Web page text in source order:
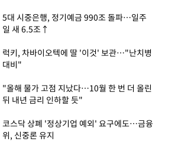
5대 시중은행, 정기예금 990조 돌파…일주
일 새 6.5조↑
럭키, 차바이오텍에 딸 '이것' 보관…"난치병
대비"
"올해 물가 고점 지났다…10월 한 번 더 올린
뒤 내년 금리 인하할 듯"
코스닥 상폐 '정상기업 예외' 요구에도…금융
위, 신중론 유지